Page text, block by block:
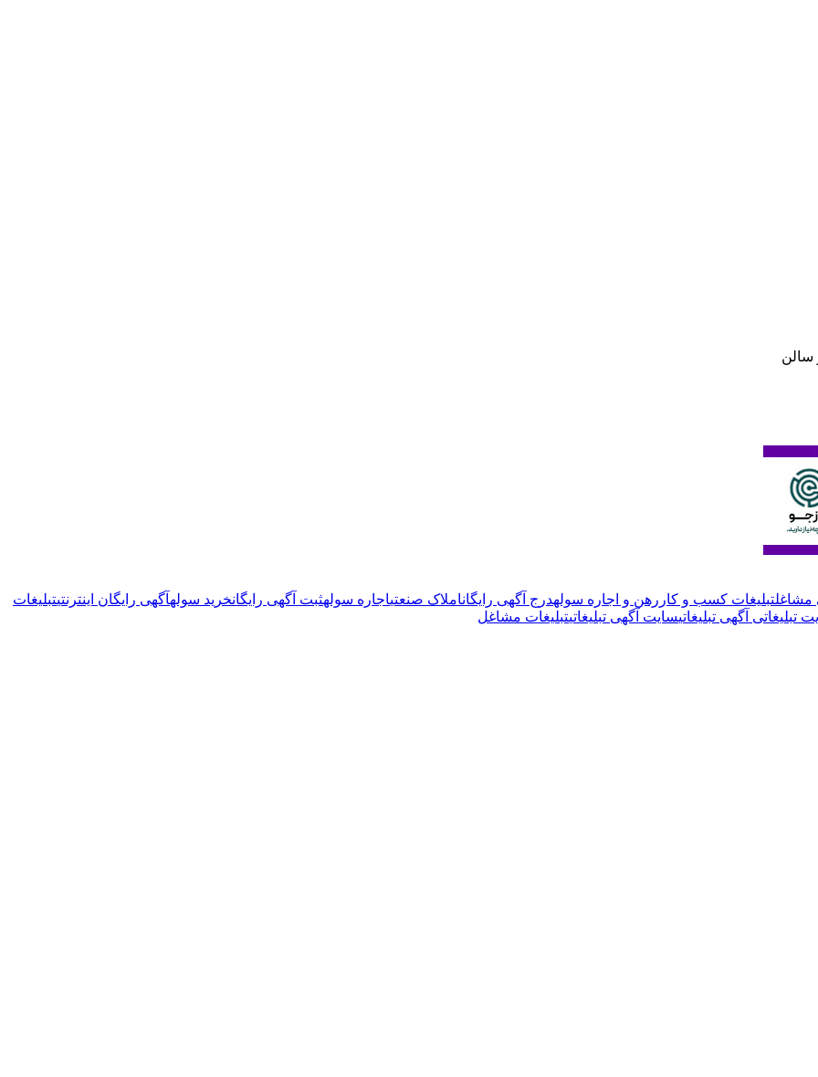
سالن
مشاغلتبلیغات کسب و کار رهن و اجاره سولهدرج آگهی رایگاناملاک صنعتیاجاره سولهثبت آگهی رایگانخرید سولهآگهی رایگان اینترنتیتبلیغات
تبلیغاتی آگهی تبلیغاتیسایت آگهی تبلیغاتیتبلیغات مشاغل